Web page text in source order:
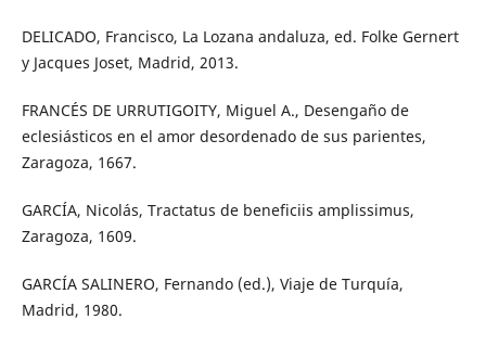
DELICADO, Francisco, La Lozana andaluza, ed. Folke Gernert
y Jacques Joset, Madrid, 2013.
FRANCÉS DE URRUTIGOITY, Miguel A., Desengaño de
eclesiásticos en el amor desordenado de sus parientes,
Zaragoza, 1667.
GARCÍA, Nicolás, Tractatus de beneficiis amplissimus,
Zaragoza, 1609.
GARCÍA SALINERO, Fernando (ed.), Viaje de Turquía,
Madrid, 1980.